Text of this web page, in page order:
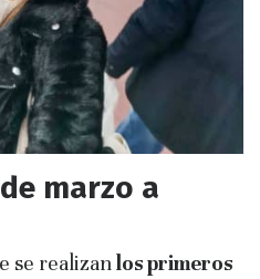
marzo a
se realizanlos primeros